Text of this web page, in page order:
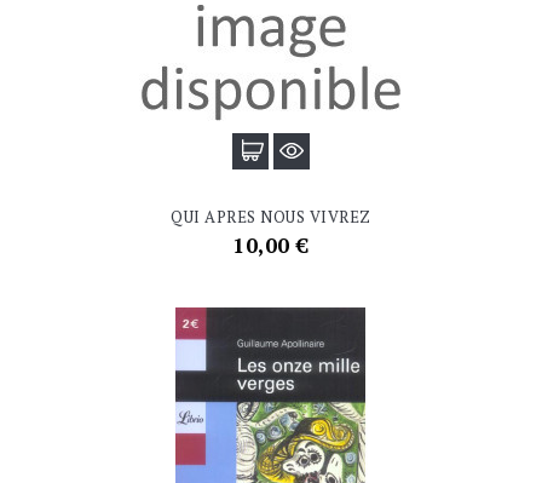
QUI APRES NOUS VIVREZ
Prix
10,00 €